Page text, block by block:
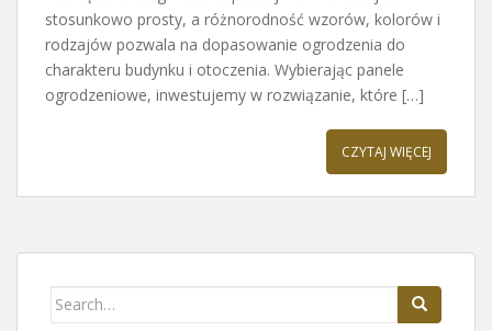
stosunkowo prosty, a różnorodność wzorów, kolorów i
rodzajów pozwala na dopasowanie ogrodzenia do
charakteru budynku i otoczenia. Wybierając panele
ogrodzeniowe, inwestujemy w rozwiązanie, które […]
CZYTAJ WIĘCEJ
Search